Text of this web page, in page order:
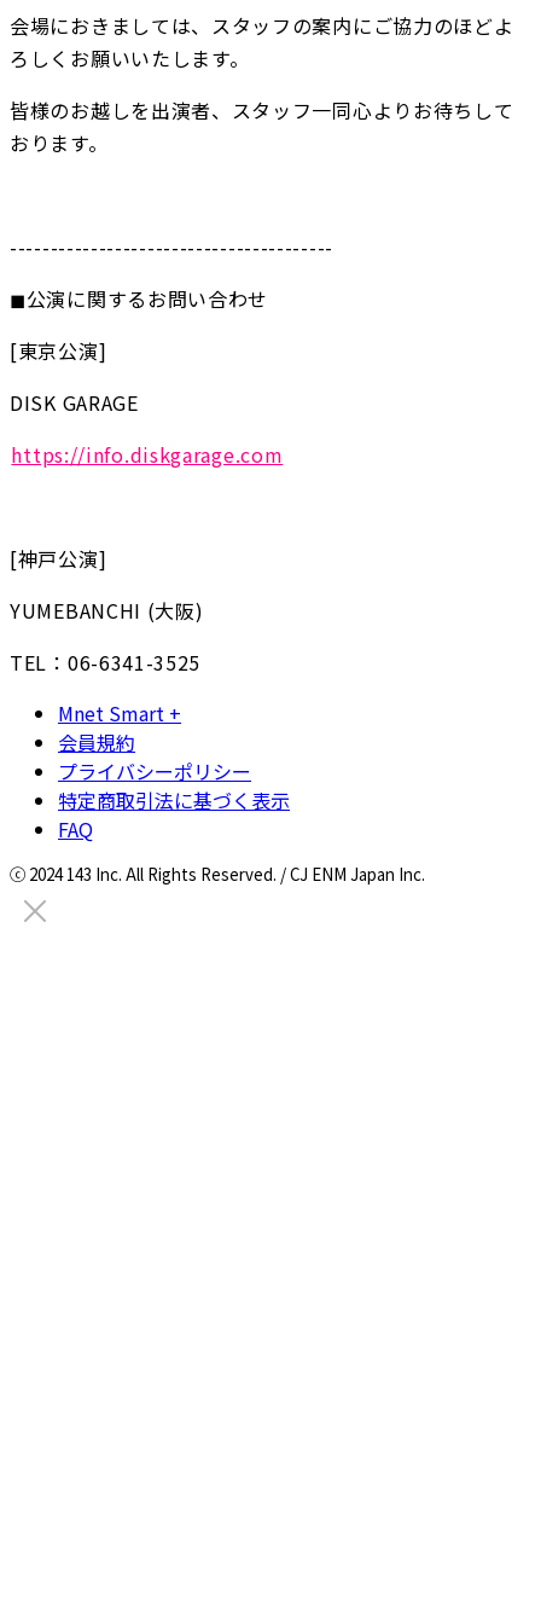
会場におきましては、スタッフの案内にご協力のほどよ
ろしくお願いいたします。
皆様のお越しを出演者、スタッフ一同心よりお待ちして
おります。
----------------------------------------
◼︎公演に関するお問い合わせ
[東京公演]
DISK GARAGE
https://info.diskgarage.com
[神戸公演]
YUMEBANCHI (大阪)
TEL：06-6341-3525
Mnet Smart +
会員規約
プライバシーポリシー
特定商取引法に基づく表示
FAQ
ⓒ 2024 143 Inc. All Rights Reserved. / CJ ENM Japan Inc.